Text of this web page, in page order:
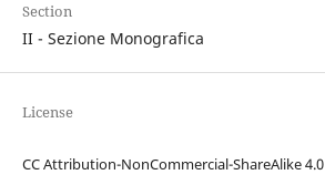
Section
II - Sezione Monografica
License
CC Attribution-NonCommercial-ShareAlike 4.0